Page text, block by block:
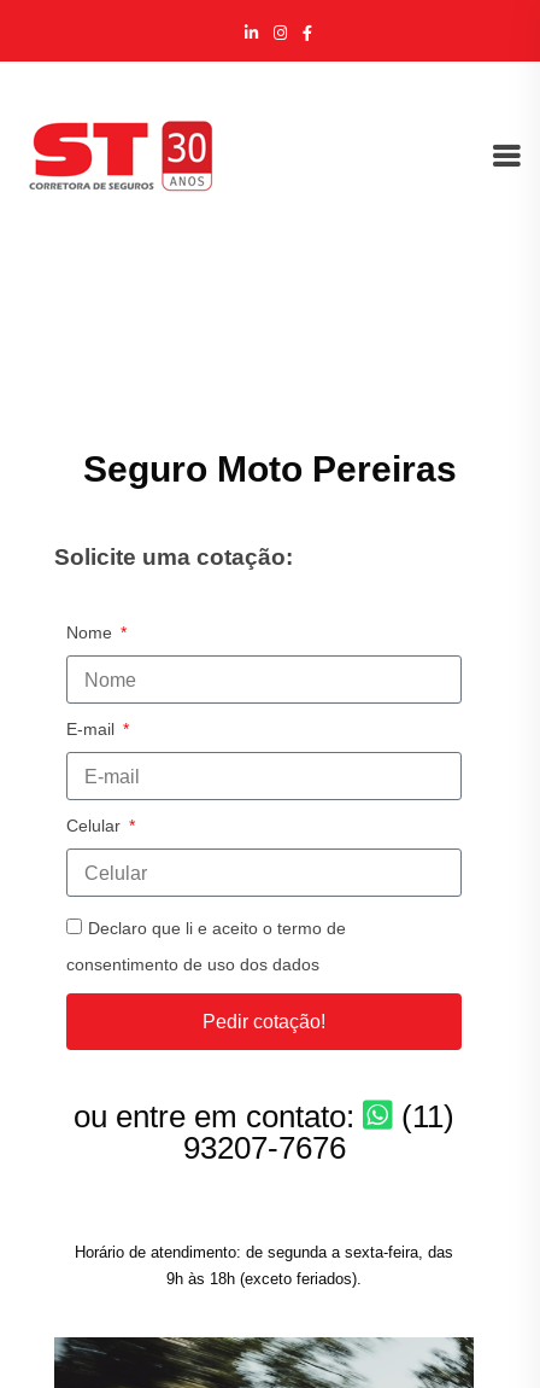
Seguro Moto Pereiras
Solicite uma cotação:
Nome
E-mail
Celular
Declaro que li e aceito o termo de
consentimento de uso dos dados
Pedir cotação!
ou entre em contato:
(11)
93207-7676
Horário de atendimento: de segunda a sexta-feira, das
9h às 18h (exceto feriados).